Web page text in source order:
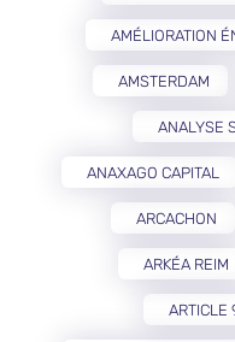
AMÉLIORATION
AMSTERDAM
ANALYSE
ANAXAGO CAPITAL
ARCACHON
ARKÉA REIM
ARTICLE